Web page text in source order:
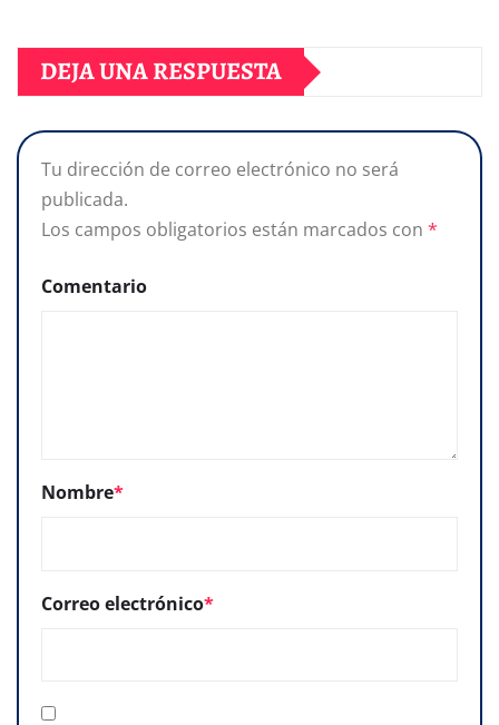
DEJA UNA RESPUESTA
Tu dirección de correo electrónico no será
publicada.
Los campos obligatorios están marcados con *
Comentario
Nombre*
Correo electrónico*